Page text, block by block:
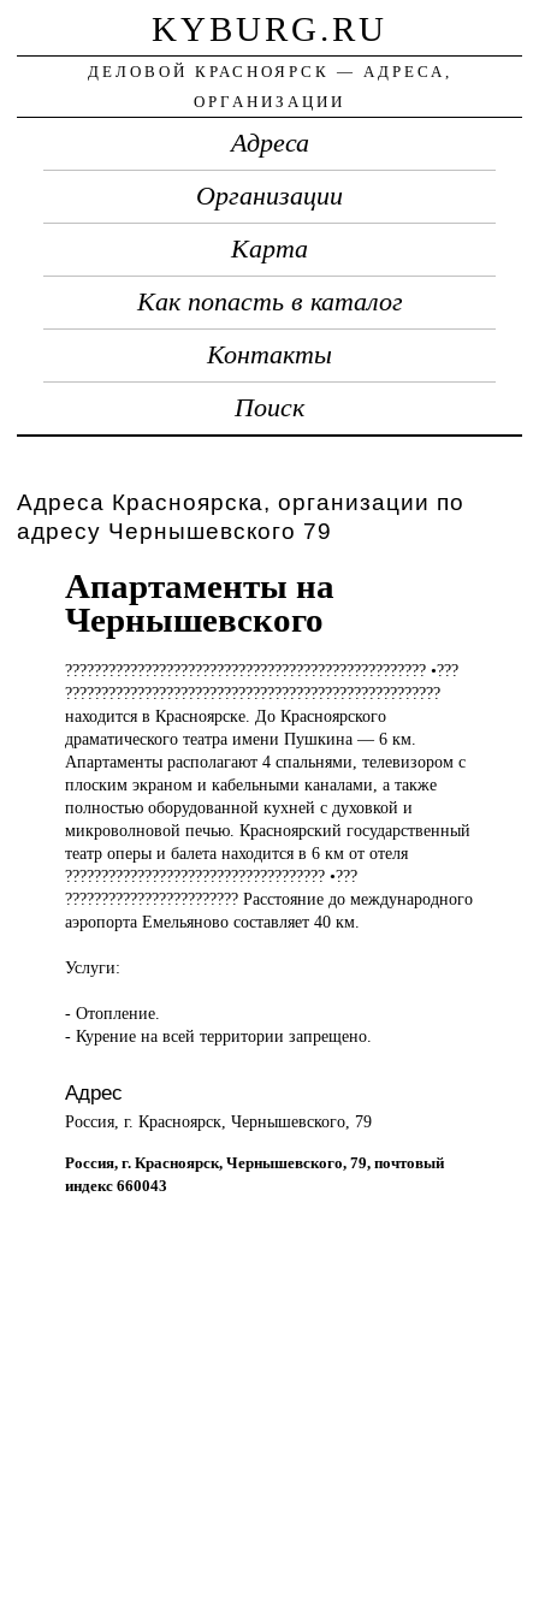
KYBURG.RU
ДЕЛОВОЙ КРАСНОЯРСК — АДРЕСА,
ОРГАНИЗАЦИИ
Адреса
Организации
Карта
Как попасть в каталог
Контакты
Поиск
Адреса Красноярска, организации по
адресу Чернышевского 79
Апартаменты на
Чернышевского
?????????????????????????????????????????????????? •???
????????????????????????????????????????????????????
находится в Красноярске. До Красноярского
драматического театра имени Пушкина — 6 км.
Апартаменты располагают 4 спальнями, телевизором с
плоским экраном и кабельными каналами, а также
полностью оборудованной кухней с духовкой и
микроволновой печью. Красноярский государственный
театр оперы и балета находится в 6 км от отеля
???????????????????????????????????? •???
???????????????????????? Расстояние до международного
аэропорта Емельяново составляет 40 км.
Услуги:
- Отопление.
- Курение на всей территории запрещено.
Адрес
Россия, г. Красноярск, Чернышевского, 79
Россия, г. Красноярск, Чернышевского, 79, почтовый
индекс 660043